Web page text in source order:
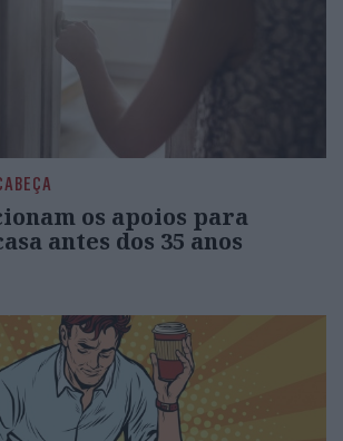
os apoios para
antes dos 35 anos